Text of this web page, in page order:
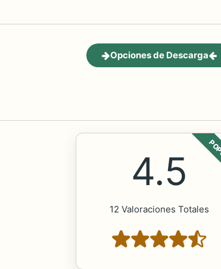
Opciones de Descarga
4.5
12 Valoraciones Totales